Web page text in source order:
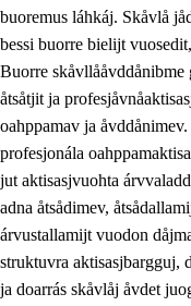
buoremus láhkáj. Skåvlå
bessi buorre bielijt
Buorre skåvllååvddånibme
åtsåtjit ja
oahppamav ja
profesjonála
jut aktisasjvuohta
adna åtsådimev,
árvustallamijt vuodon
struktuvra aktisasjbargguj,
ja doarrás skåvlåj åvdet